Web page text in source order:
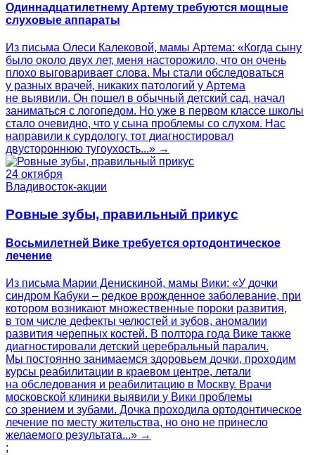
Одиннадцатилетнему Артему требуются мощные
слуховые аппараты
Из письма Олеси Калековой, мамы Артема: «Когда сыну
было около двух лет, меня насторожило, что он очень
плохо выговаривает слова. Мы стали обследоваться
у разных врачей, никаких патологий у Артема
не выявили. Он пошел в обычный детский сад, начал
заниматься с логопедом. Но уже в первом классе школы
стало очевидно, что у сына проблемы со слухом. Нас
направили к сурдологу, тот диагностировал
двустороннюю тугоухость...» →
24 октября
Владивосток-акции
Ровные зубы, правильный прикус
Восьмилетней Вике требуется ортодонтическое
лечение
Из письма Марии Денискиной, мамы Вики: «У дочки
синдром Кабуки – редкое врожденное заболевание, при
котором возникают множественные пороки развития,
в том числе дефекты челюстей и зубов, аномалии
развития черепных костей. В полтора года Вике также
диагностировали детский церебральный паралич.
Мы постоянно занимаемся здоровьем дочки, проходим
курсы реабилитации в краевом центре, летали
на обследования и реабилитацию в Москву. Врачи
московской клиники выявили у Вики проблемы
со зрением и зубами. Дочка проходила ортодонтическое
лечение по месту жительства, но оно не принесло
желаемого результата...» →
;